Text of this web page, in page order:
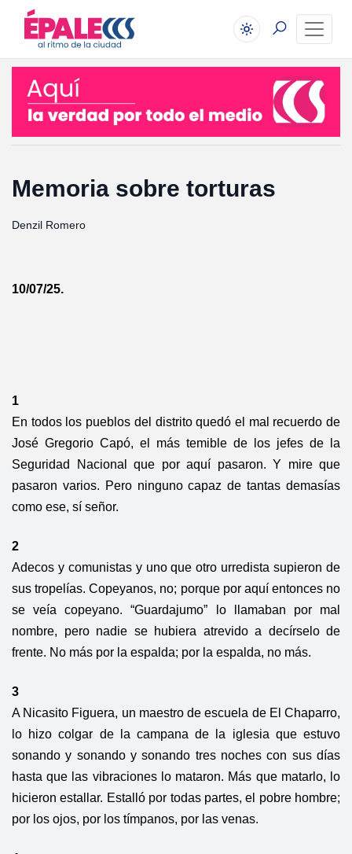
Memoria sobre torturas
Denzil Romero
10/07/25.
1
En todos los pueblos del distrito quedó el mal recuerdo de
José Gregorio Capó, el más temible de los jefes de la
Seguridad Nacional que por aquí pasaron. Y mire que
pasaron varios. Pero ninguno capaz de tantas demasías
como ese, sí señor.
2
Adecos y comunistas y uno que otro urredista supieron de
sus tropelías. Copeyanos, no; porque por aquí entonces no
se veía copeyano. “Guardajumo” lo llamaban por mal
nombre, pero nadie se hubiera atrevido a decírselo de
frente. No más por la espalda; por la espalda, no más.
3
A Nicasito Figuera, un maestro de escuela de El Chaparro,
lo hizo colgar de la campana de la iglesia que estuvo
sonando y sonando y sonando tres noches con sus días
hasta que las vibraciones lo mataron. Más que matarlo, lo
hicieron estallar. Estalló por todas partes, el pobre hombre;
por los ojos, por los tímpanos, por las venas.